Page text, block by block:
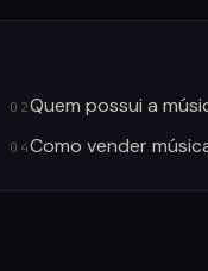
02Quem possui a
04Como vender